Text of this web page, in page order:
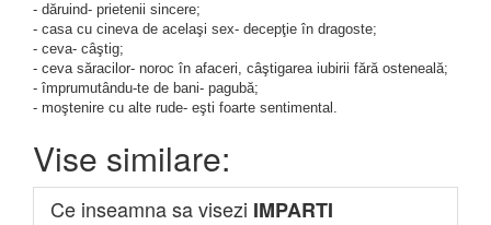
- dăruind- prietenii sincere;
- casa cu cineva de acelaşi sex- decepţie în dragoste;
- ceva- câştig;
- ceva săracilor- noroc în afaceri, câştigarea iubirii fără osteneală;
- împrumutându-te de bani- pagubă;
- moştenire cu alte rude- eşti foarte sentimental.
Vise similare:
Ce inseamna sa visezi IMPARTI